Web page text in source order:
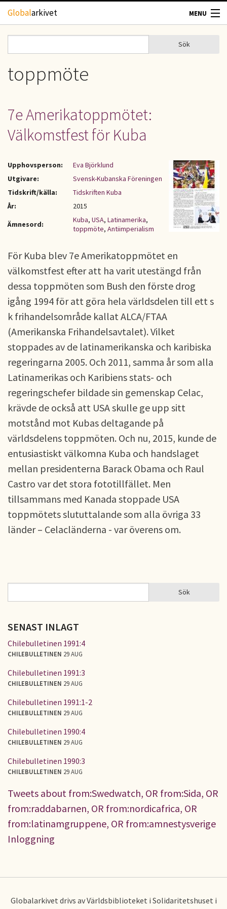
Hoppa till huvudinnehåll
Globalarkivet MENU
TIDSKRIFTER
UPPHOVSRÄTT
KONTAKT
Sökformulär
Sök
toppmöte
7e Amerikatoppmötet:
Välkomstfest för Kuba
Upphovsperson:
Eva Björklund
Utgivare:
Svensk-Kubanska Föreningen
Tidskrift/källa:
Tidskriften Kuba
År:
2015
Ämnesord:
Kuba, USA, Latinamerika,
toppmöte, Antiimperialism
För Kuba blev 7e Amerikatoppmötet en
välkomstfest efter att ha varit utestängd från
dessa toppmöten som Bush den förste drog
igång 1994 för att göra hela världsdelen till ett s
k frihandelsområde kallat ALCA/FTAA
(Amerikanska Frihandelsavtalet). Vilket
stoppades av de latinamerikanska och karibiska
regeringarna 2005. Och 2011, samma år som alla
Latinamerikas och Karibiens stats- och
regeringschefer bildade sin gemenskap Celac,
krävde de också att USA skulle ge upp sitt
motstånd mot Kubas deltagande på
världsdelens toppmöten. Och nu, 2015, kunde de
entusiastiskt välkomna Kuba och handslaget
mellan presidenterna Barack Obama och Raul
Castro var det stora fototillfället. Men
tillsammans med Kanada stoppade USA
toppmötets slututtalande som alla övriga 33
länder – Celacländerna - var överens om.
SÖKFORMULÄR Sök
SENAST INLAGT
Chilebulletinen 1991:4
CHILEBULLETINEN 29 AUG
Chilebulletinen 1991:3
CHILEBULLETINEN 29 AUG
Chilebulletinen 1991:1-2
CHILEBULLETINEN 29 AUG
Chilebulletinen 1990:4
CHILEBULLETINEN 29 AUG
Chilebulletinen 1990:3
CHILEBULLETINEN 29 AUG
Tweets about from:Swedwatch, OR from:Sida, OR
from:raddabarnen, OR from:nordicafrica, OR
from:latinamgruppene, OR from:amnestysverige
Inloggning
Globalarkivet drivs av Världsbiblioteket i Solidaritetshuset i